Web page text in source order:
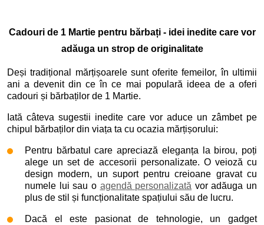
Cadouri de 1 Martie pentru bărbați - idei inedite care vor
adăuga un strop de originalitate
Deși tradițional mărțișoarele sunt oferite femeilor, în ultimii
ani a devenit din ce în ce mai populară ideea de a oferi
cadouri și bărbaților de 1 Martie.
Iată câteva sugestii inedite care vor aduce un zâmbet pe
chipul bărbaților din viața ta cu ocazia mărțișorului:
Pentru bărbatul care apreciază eleganța la birou, poți
alege un set de accesorii personalizate. O veioză cu
design modern, un suport pentru creioane gravat cu
numele lui sau o agendă personalizată vor adăuga un
plus de stil și funcționalitate spațiului său de lucru.
Dacă el este pasionat de tehnologie, un gadget